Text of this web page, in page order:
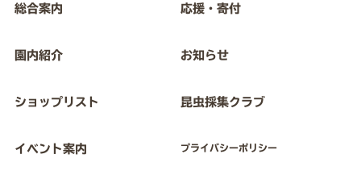
総合案内
園内紹介
ショップリスト
イベント案内
応援・寄付
お知らせ
昆虫採集クラブ
プライバシーポリシー